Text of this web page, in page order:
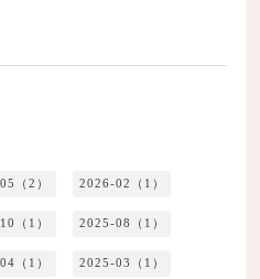
（2） 2026-02（1）
（1） 2025-08（1）
（1） 2025-03（1）